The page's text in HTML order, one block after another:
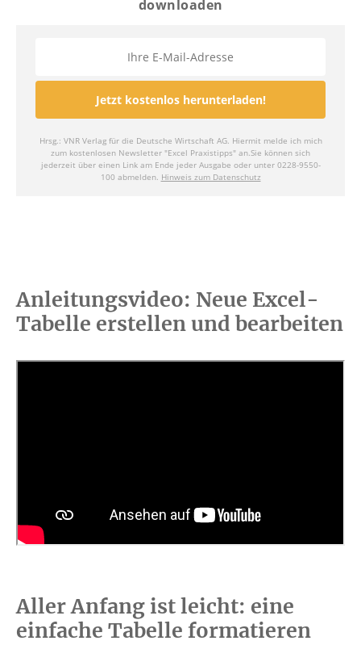
Anleitungsvideo: Neue Excel-
Tabelle erstellen und bearbeiten
Aller Anfang ist leicht: eine
einfache Tabelle formatieren